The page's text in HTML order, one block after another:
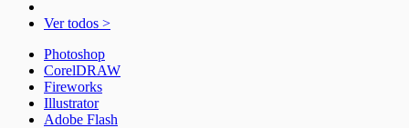
Ver todos >
Photoshop
CorelDRAW
Fireworks
Illustrator
Adobe Flash